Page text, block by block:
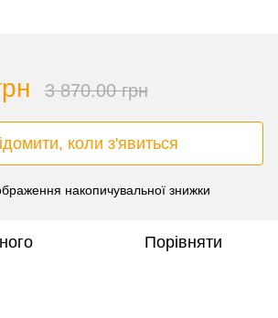
3 870.00 грн
коли з'явиться
накопичувальної знижки
Порівняти